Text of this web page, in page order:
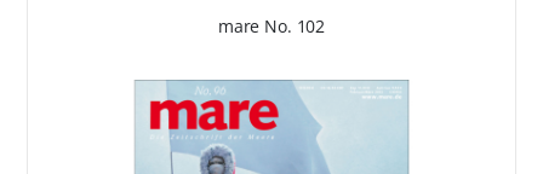
mare No. 102